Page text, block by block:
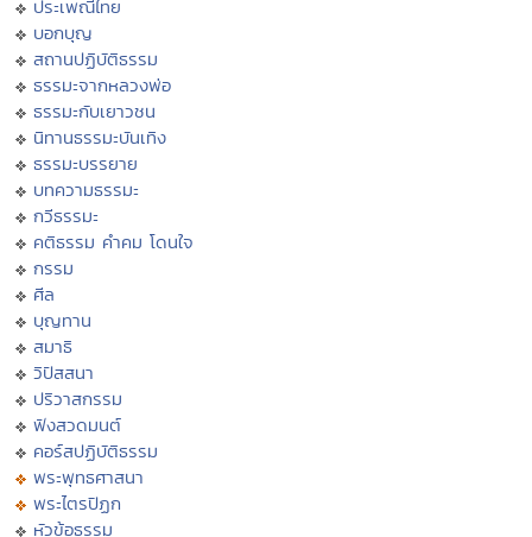
ประเพณีไทย
บอกบุญ
สถานปฏิบัติธรรม
ธรรมะจากหลวงพ่อ
ธรรมะกับเยาวชน
นิทานธรรมะบันเทิง
ธรรมะบรรยาย
บทความธรรมะ
กวีธรรมะ
คติธรรม คำคม โดนใจ
กรรม
ศีล
บุญทาน
สมาธิ
วิปัสสนา
ปริวาสกรรม
ฟังสวดมนต์
คอร์สปฏิบัติธรรม
พระพุทธศาสนา
พระไตรปิฏก
หัวข้อธรรม